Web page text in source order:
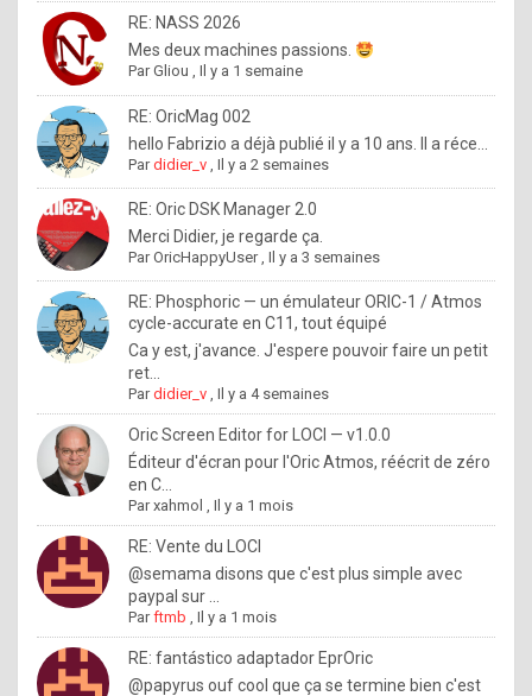
b
y
o
l
e
x
.
I
f
y
o
u
w
a
n
t
o
RE: NASS 2026
Mes deux machines passions.
ParGliou ,Il y a 1 semaine
RE: OricMag 002
hello Fabrizio a déjà publié il y a 10 ans. Il a réce...
Pardidier_v ,Il y a 2 semaines
RE: Oric DSK Manager 2.0
Merci Didier, je regarde ça.
ParOricHappyUser,Il y a 3 semaines
RE: Phosphoric — un émulateur ORIC-1 / Atmos
cycle-accurate en C11, tout équipé
Ca y est, j'avance. J'espere pouvoir faire un petit
ret...
Pardidier_v ,Il y a 4 semaines
Oric Screen Editor for LOCI — v1.0.0
Éditeur d'écran pour l'Oric Atmos, réécrit de zéro
en C...
Parxahmol ,Il y a 1 mois
RE: Vente du LOCI
@semama disons que c'est plus simple avec
paypal sur ...
Parftmb ,Il y a 1 mois
RE: fantástico adaptador EprOric
@papyrus ouf cool que ça se termine bien c'est